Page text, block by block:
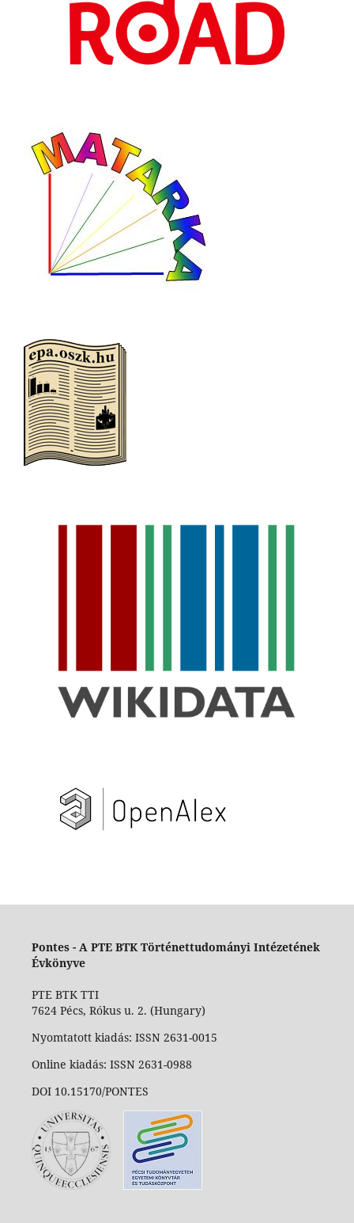
Pontes - A PTE BTK Történettudományi Intézetének
Évkönyve
PTE BTK TTI
7624 Pécs, Rókus u. 2. (Hungary)
Nyomtatott kiadás: ISSN 2631-0015
Online kiadás: ISSN 2631-0988
DOI 10.15170/PONTES